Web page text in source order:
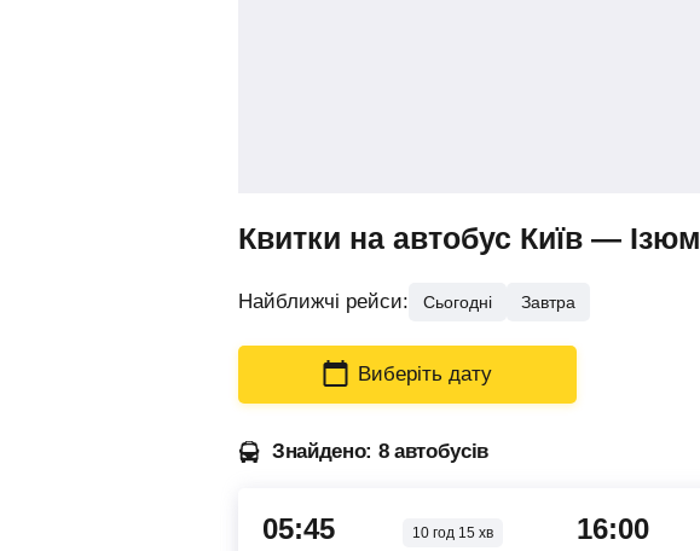
Квитки на автобус Київ — Ізюм
Найближчі рейси: Сьогодні Завтра
Виберіть дату
Знайдено: 8 автобусів
05:45 10 год15 хв 16:00